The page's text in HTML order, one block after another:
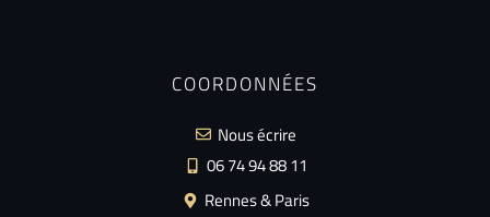
COORDONNÉES
Nous écrire
06 74 94 88 11
Rennes & Paris